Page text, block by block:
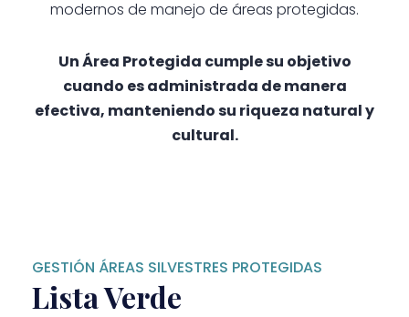
modernos de manejo de áreas protegidas.
Un Área Protegida cumple su objetivo
cuando es administrada de manera
efectiva, manteniendo su riqueza natural y
cultural.
GESTIÓN ÁREAS SILVESTRES PROTEGIDAS
Lista Verde